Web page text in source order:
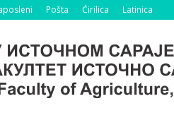
Pošta Ćirilica Latinica